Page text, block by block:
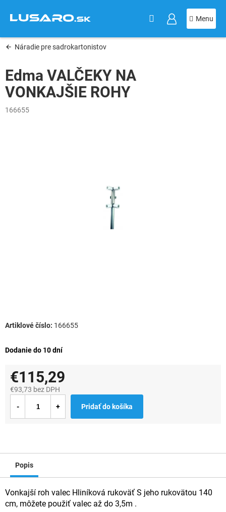
obsah
Náradie pre sadrokartonistov
Edma VALČEKY NA
VONKAJŠIE ROHY
166655
Dodanie do 10 dní
166655
€115,29
€93,73 bez DPH
cena:
Pridať do košíka
Popis
Vonkajší roh valec Hliníková rukoväť S jeho rukovätou 140
cm, môžete použiť valec až do 3,5m .